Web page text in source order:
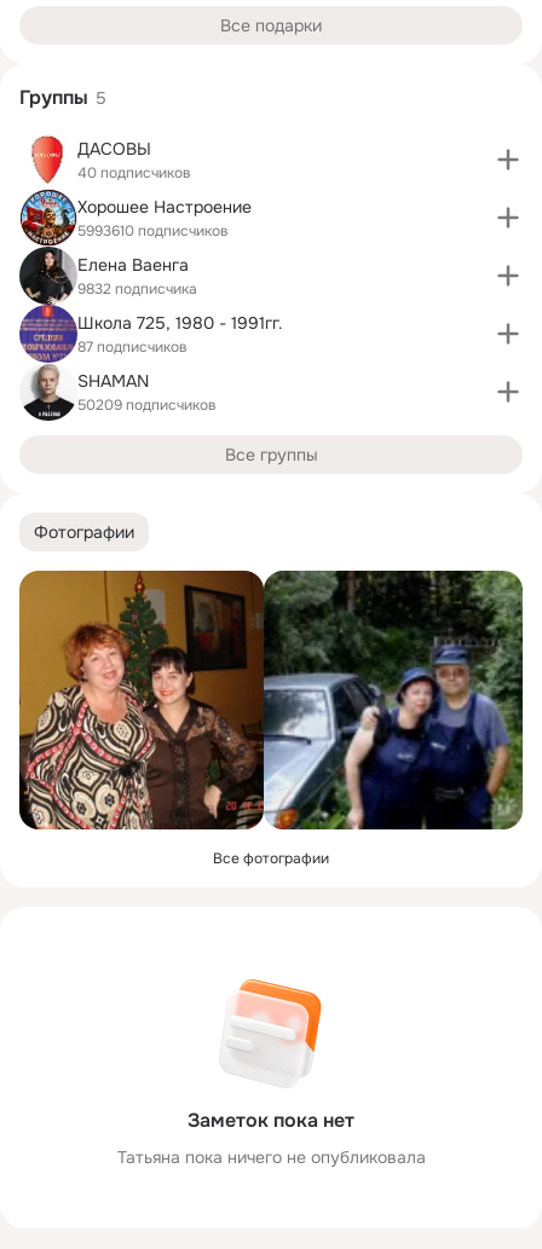
Фотографии
Все фотографии
Заметок пока нет
Татьяна пока ничего не опубликовала
Все подарки
Группы 5
ДАСОВЫ
40 подписчиков
Хорошее Настроение
5993610 подписчиков
Елена Ваенга
9832 подписчика
Школа 725, 1980 - 1991гг.
87 подписчиков
SHAMAN
50209 подписчиков
Все группы